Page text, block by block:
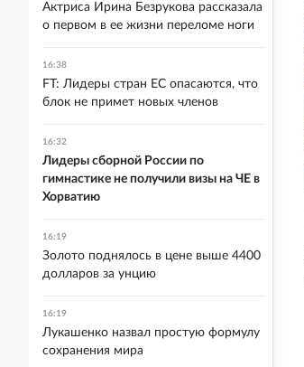
Актриса Ирина Безрукова рассказала
о первом в ее жизни переломе ноги
16:38
FT: Лидеры стран ЕС опасаются, что
блок не примет новых членов
16:32
Лидеры сборной России по
гимнастике не получили визы на ЧЕ в
Хорватию
16:19
Золото поднялось в цене выше 4400
долларов за унцию
16:19
Лукашенко назвал простую формулу
сохранения мира